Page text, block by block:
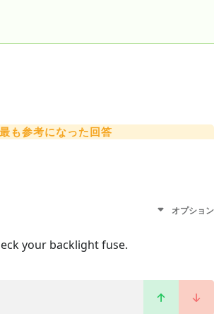
最も参考になった回答
オプション
your backlight fuse.